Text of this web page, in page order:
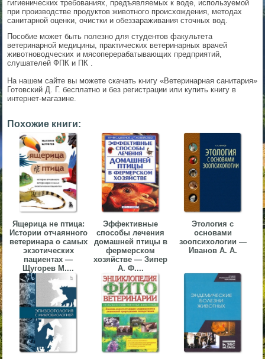
гигиенических требованиях, предъявляемых к воде, используемой
при производстве продуктов животного происхождения, методах
санитарной оценки, очистки и обеззараживания сточных вод.
Пособие может быть полезно для студентов факультета
ветеринарной медицины, практических ветеринарных врачей
животноводческих и мясоперерабатывающих предприятий,
слушателей ФПК и ПК .
На нашем сайте вы можете скачать книгу «Ветеринарная санитария»
Готовский Д. Г. бесплатно и без регистрации или купить книгу в
интернет-магазине.
Похожие книги:
Ящерица не птица:
Истории отчаянного
ветеринара о самых
экзотических
пациентах —
Щугорев М....
Эффективные
способы лечения
домашней птицы в
фермерском
хозяйстве — Зипер
А. Ф....
Этология с
основами
зоопсихологии —
Иванов А. А.
▼
▼
▼
▼